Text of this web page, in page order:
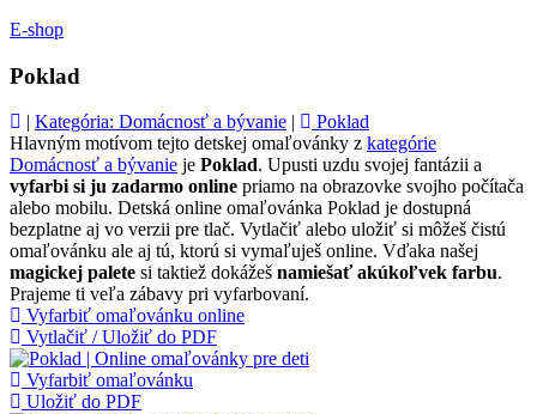
E-shop
Poklad
| Kategória: Domácnosť a bývanie |
Poklad
Hlavným motívom tejto detskej omaľovánky z kategórie
Domácnosť a bývanie je Poklad. Upusti uzdu svojej fantázii a
vyfarbi si ju zadarmo online priamo na obrazovke svojho počítača
alebo mobilu. Detská online omaľovánka Poklad je dostupná
bezplatne aj vo verzii pre tlač. Vytlačiť alebo uložiť si môžeš čistú
omaľovánku ale aj tú, ktorú si vymaľuješ online. Vďaka našej
magickej palete si taktiež dokážeš namiešať akúkoľvek farbu.
Prajeme ti veľa zábavy pri vyfarbovaní.
Vyfarbiť omaľovánku online
Vytlačiť / Uložiť do PDF
Vyfarbiť omaľovánku
Uložiť do PDF